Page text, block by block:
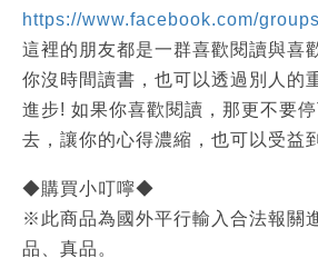
https://www.facebook.com/
這裡的朋友都是一群喜歡閱讀與喜
你沒時間讀書，也可以透過別人的
進步! 如果你喜歡閱讀，那更不要
去，讓你的心得濃縮，也可以受益
◆購買小叮嚀◆
※此商品為國外平行輸入合法報關
品、真品。